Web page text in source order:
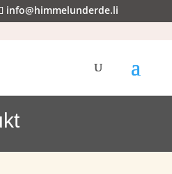
info@himmelunderde.li